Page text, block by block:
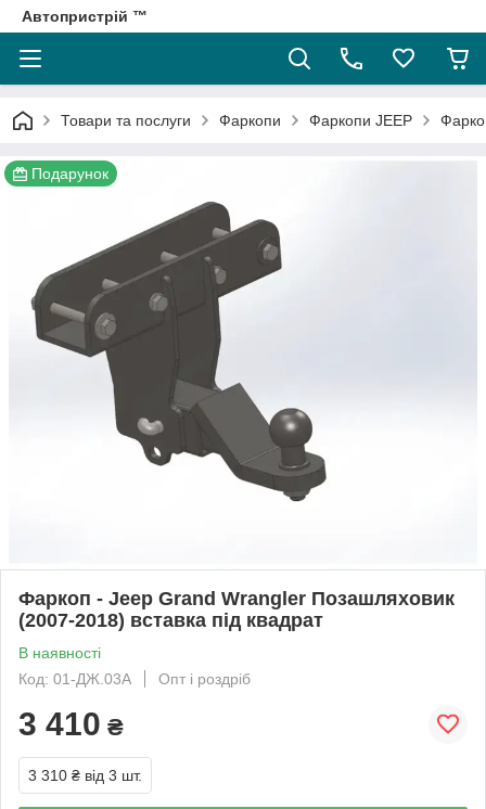
Автопристрій ™
Товари та послуги Фаркопи Фаркопи JEEP
Подарунок
Фаркоп - Jeep Grand Wrangler Позашляховик
(2007-2018) вставка під квадрат
В наявності
Код: 01-ДЖ.03А
Опт і роздріб
3 410 ₴
3 310 ₴ від 3 шт.